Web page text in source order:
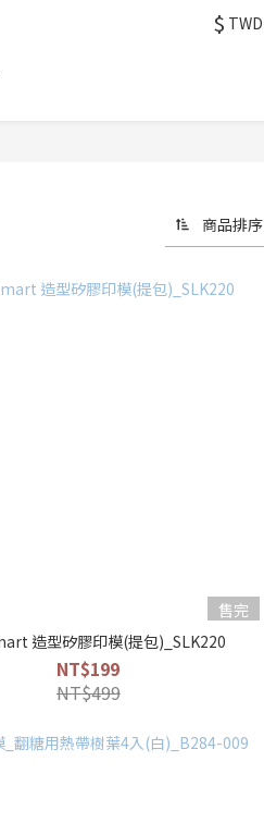
$ TWD
商品排序
售完
造型矽膠印模(提包)_SLK220
NT$199
NT$499